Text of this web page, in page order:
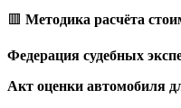
🟥 Методика расчёта
Федерация судебных
Акт оценки автомобиля